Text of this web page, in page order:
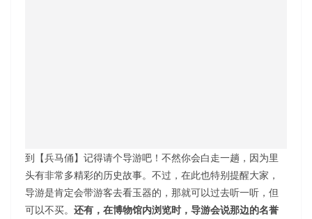
到【兵马俑】记得请个导游吧！不然你会白走一趟，因为里
头有非常多精彩的历史故事。不过，在此也特别提醒大家，
导游是肯定会带游客去看玉器的，那就可以过去听一听，但
可以不买。 还有，在博物馆内浏览时，导游会说那边的名誉